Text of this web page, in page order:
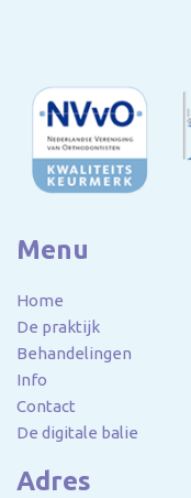
Menu
Home
De praktijk
Behandelingen
Info
Contact
De digitale balie
Adres